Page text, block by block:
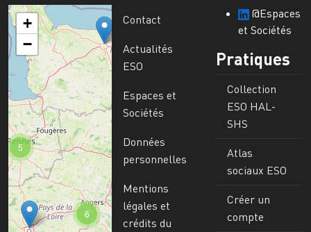
6
5
+
−
Contact
Actualités
ESO
Espaces et
Sociétés
Données
personnelles
Mentions
légales et
crédits du
@Espaces
et Sociétés
Pratiques
Collection
ESO HAL-
SHS
Atlas
sociaux ESO
Créer un
compte